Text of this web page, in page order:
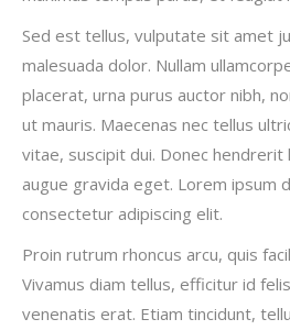
Sed est tellus, vulputate sit amet
malesuada dolor. Nullam
placerat, urna purus auctor nibh,
ut mauris. Maecenas nec tellus
vitae, suscipit dui. Donec hendrerit
augue gravida eget. Lorem ipsum
consectetur adipiscing elit.
Proin rutrum rhoncus arcu, quis
Vivamus diam tellus, efficitur id
venenatis erat. Etiam tincidunt,